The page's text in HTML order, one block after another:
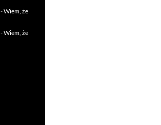
-Wiem, że
-Wiem, że